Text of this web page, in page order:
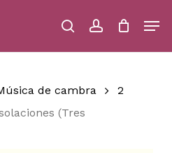
searchaccount
Close
de cambra
2
(Tres
Menu